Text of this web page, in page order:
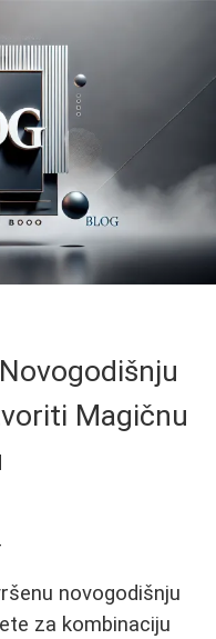
Magičnu
novogodišnju
za kombinaciju